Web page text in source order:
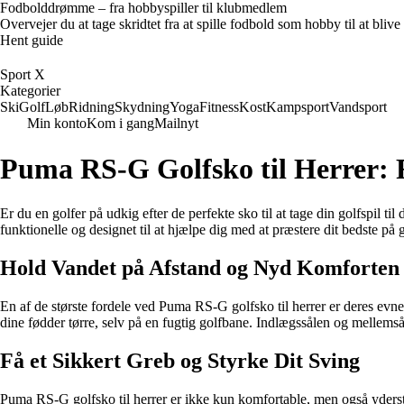
Fodbolddrømme – fra hobbyspiller til klubmedlem
Overvejer du at tage skridtet fra at spille fodbold som hobby til at
Hent guide
Sport X
Kategorier
SkiGolfLøbRidningSkydningYogaFitnessKostKampsportVandsport
Min kontoKom i gangMailnyt
Puma RS-G Golfsko til Herrer:
Er du en golfer på udkig efter de perfekte sko til at tage din golfspil til
funktionelle og designet til at hjælpe dig med at præstere dit bedste på
Hold Vandet på Afstand og Nyd Komforten
En af de største fordele ved Puma RS-G golfsko til herrer er deres
dine fødder tørre, selv på en fugtig golfbane. Indlægssålen og
Få et Sikkert Greb og Styrke Dit Sving
Puma RS-G golfsko til herrer er ikke kun komfortable, men også